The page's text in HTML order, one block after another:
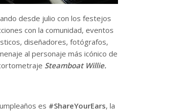
desde julio con los festejos
con la comunidad, eventos
diseñadores, fotógrafos,
al personaje más icónico de
Steamboat Willie.
es #ShareYourEars, la